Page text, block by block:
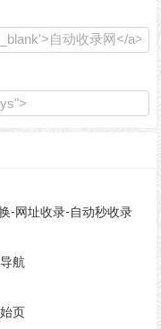
-网址收录-自动秒收录
航
页